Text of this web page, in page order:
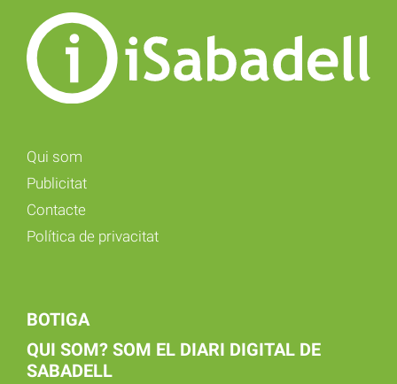
Qui som
Publicitat
Contacte
Política de privacitat
BOTIGA
QUI SOM? SOM EL DIARI DIGITAL DE
SABADELL